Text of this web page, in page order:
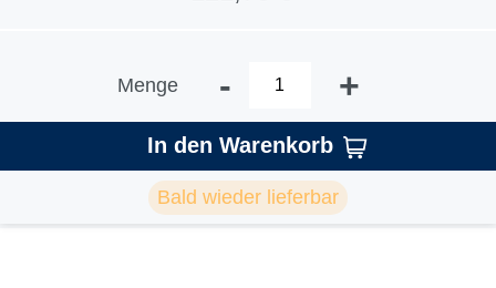
Menge - +
In den Warenkorb
Bald wieder lieferbar